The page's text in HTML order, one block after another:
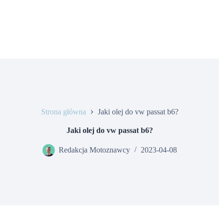
Strona główna Jaki olej do vw passat b6?
Jaki olej do vw passat b6?
Redakcja Motoznawcy 2023-04-08